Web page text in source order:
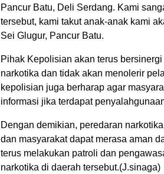
Pancur Batu, Deli Serdang. Kami
tersebut, kami takut anak-anak kami
Sei Glugur, Pancur Batu.
Pihak Kepolisian akan terus
narkotika dan tidak akan menolerir
kepolisian juga berharap agar
informasi jika terdapat
Dengan demikian, peredaran
dan masyarakat dapat merasa aman
terus melakukan patroli dan
narkotika di daerah tersebut.(J.sinaga)